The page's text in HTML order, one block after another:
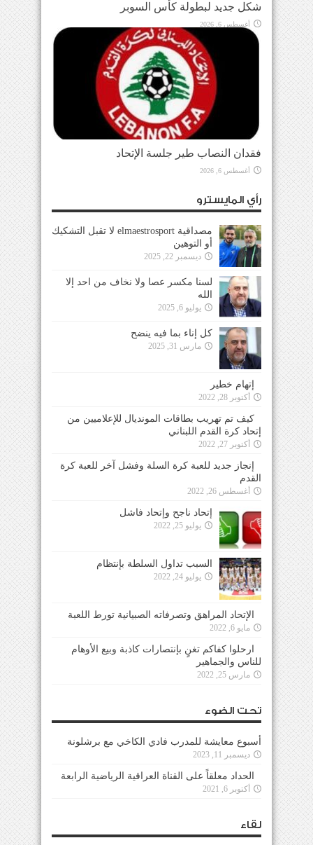
شكل جديد لبطولة كأس السوبر
أغسطس 6, 2026
فقدان النصاب طير جلسة الإتحاد
أغسطس 6, 2026
رأي المايسترو
مصداقية elmaestrosport لا تقبل التشكيك
أو التوهين
ديسمبر 22, 2025
لسنا مكسر عصا ولا نخاف من احد إلا
الله
يوليو 6, 2025
كل إناء بما فيه ينضح
مارس 31, 2025
إتهام خطير
أكتوبر 28, 2022
كيف تم تهريب بطاقات المونديال للإعلاميين من
إتحاد كرة القدم اللبناني
أكتوبر 27, 2022
إنجاز جديد للعبة كرة السلة وفشل آخر للعبة كرة
القدم
أغسطس 26, 2022
إتحاد ناجح وإتحاد فاشل
يوليو 25, 2022
السبب تداول السلطة بإنتظام
يوليو 24, 2022
الإتحاد المراهق وتصرفاته الصبيانية تورط اللعبة
مايو 6, 2022
ارحلوا كفاكم تغنٍ بإنتصارات كاذبة وبيع الأوهام
للناس والجماهير
مارس 25, 2022
تحت الضوء
أسبوع معايشة للمدرب فادي الكاخي مع برشلونة
ديسمبر 11, 2023
الحداد معلقاً على القناة العراقية الرياضية الرابعة
أكتوبر 6, 2021
لقاء